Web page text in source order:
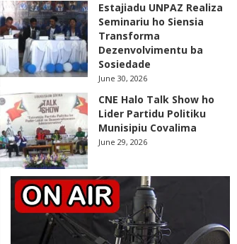
Estajiadu UNPAZ Realiza
Seminariu ho Siensia
Transforma
Dezenvolvimentu ba
Sosiedade
June 30, 2026
CNE Halo Talk Show ho
Lider Partidu Politiku
Munisipiu Covalima
June 29, 2026